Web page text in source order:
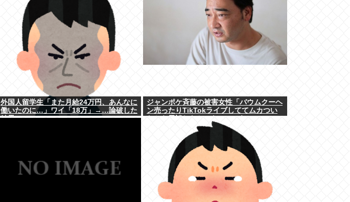
外国人留学生「また月給24万円、あんなに
働いたのに…」ワイ「18万」→…論破した
結果ｗｗｗ
ジャンポケ斉藤の被害女性「バウムクーヘ
ン売ったりTikTokライブしててムカつい